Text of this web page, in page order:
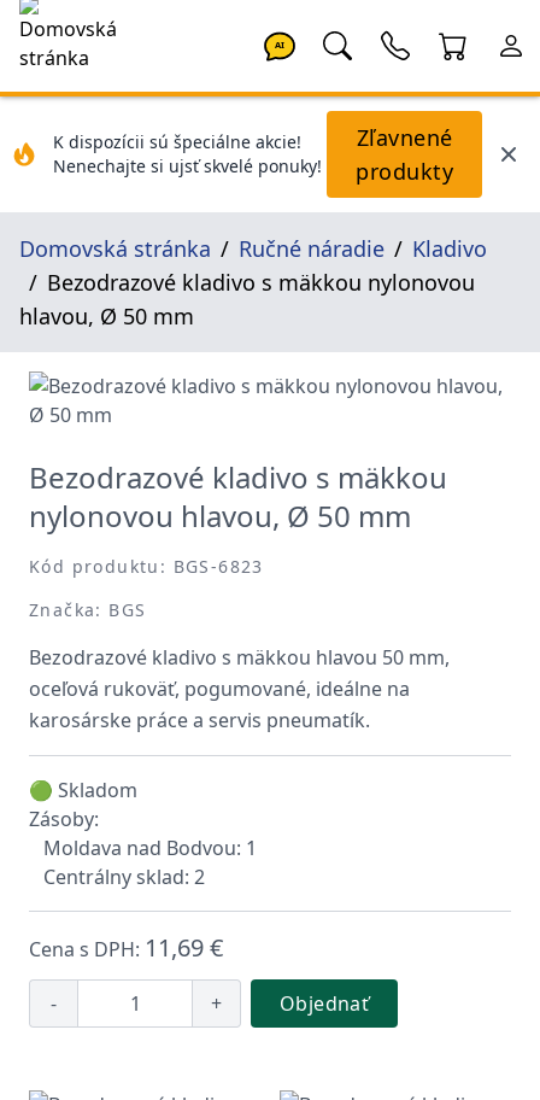
AI
K dispozícii sú špeciálne akcie!
Nenechajte si ujsť skvelé ponuky!
Zľavnené
produkty
Domovská stránka Ručné náradie
Kladivo
Bezodrazové kladivo s mäkkou nylonovou
hlavou, Ø 50 mm
Bezodrazové kladivo s mäkkou
nylonovou hlavou, Ø 50 mm
Kód produktu: BGS-6823
Značka: BGS
Bezodrazové kladivo s mäkkou hlavou 50 mm,
oceľová rukoväť, pogumované, ideálne na
karosárske práce a servis pneumatík.
🟢 Skladom
Zásoby:
Moldava nad Bodvou: 1
Centrálny sklad: 2
Cena s DPH: 11,69 €
- + Objednať